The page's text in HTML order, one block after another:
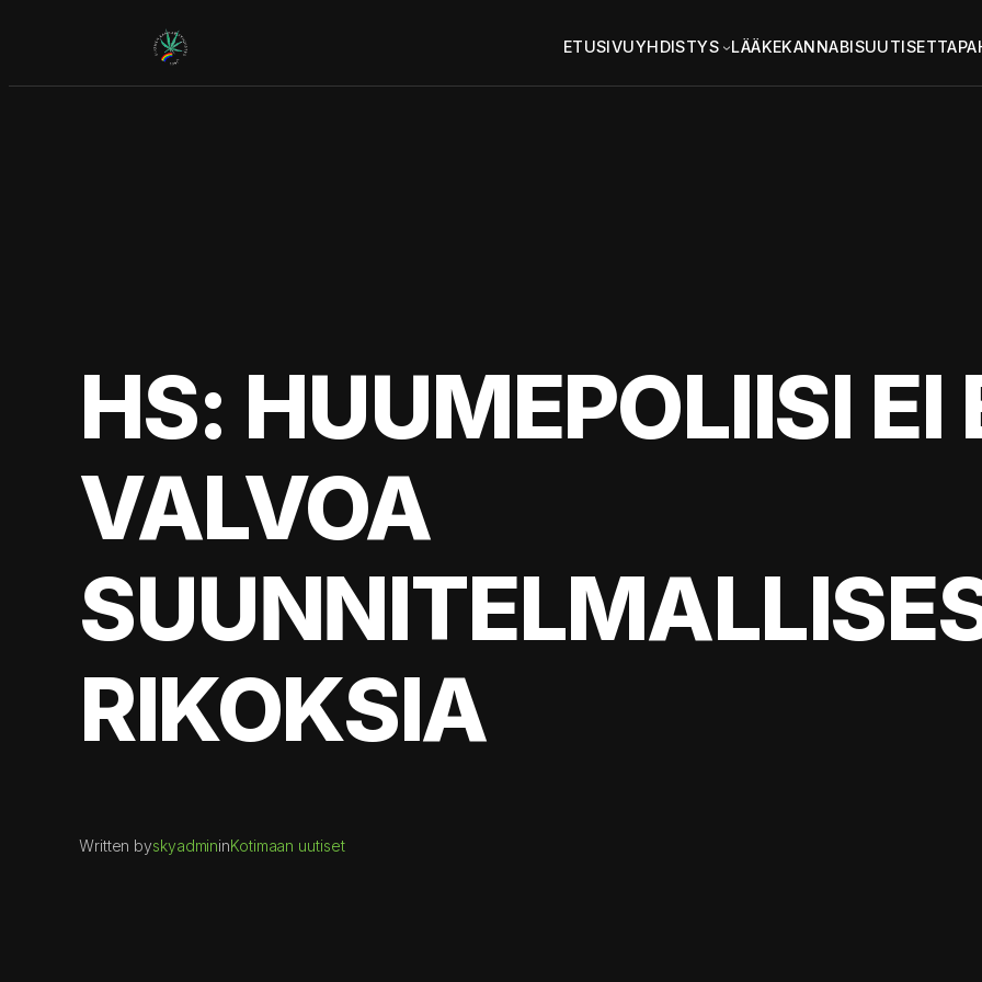
ETUSIVUYHDISTYS LÄÄKEKANNABISUUTISET
HS: HUUMEPOLIISI EI
VALVOA
RIKOKSIA
Written byskyadmininKotimaan uutiset